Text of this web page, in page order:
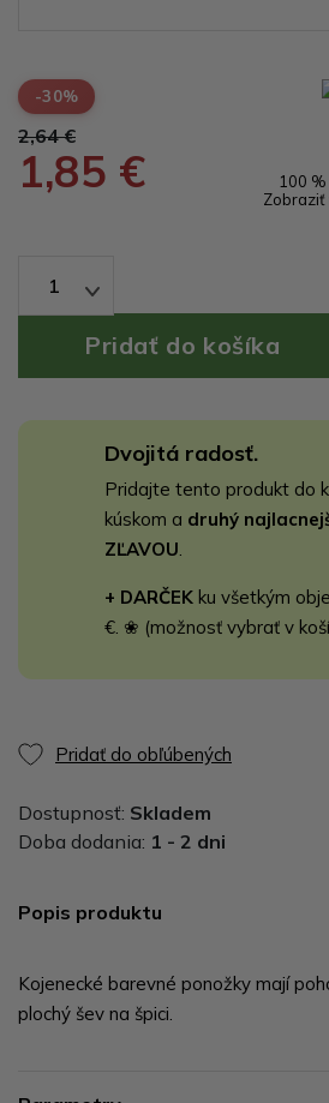
-30%
2,64 €
1,85 €
100
Zobraziť
1
Dvojitá radosť.
Pridajte tento produkt do
kúskom a druhý
ZĽAVOU
+ DARČEK ku všetkým
€. ❀ (možnosť vybrať v
Pridať do obľúbených
Dostupnosť: Skladem
Doba dodania: 1 - 2 dni
Popis produktu
Kojenecké barevné ponožky mají
plochý šev na špici.